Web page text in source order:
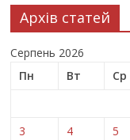
Архів статей
Серпень 2026
Пн
Вт Ср
3
4 5